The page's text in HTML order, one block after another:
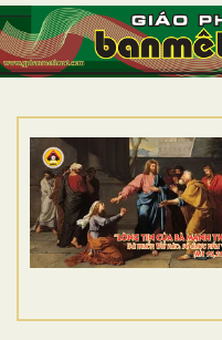
TRANG NHẤT
GIỚI THIỆU
DÒNG TU
BAN MỤC VỤ
ĐOÀN THỂ CG
ĐIỂM HÀNH HƯƠNG